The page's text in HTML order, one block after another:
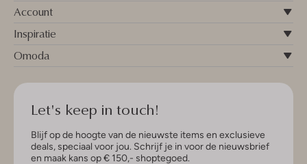
Account
Inspiratie
Omoda
Let's keep in touch!
Blijf op de hoogte van de nieuwste items en exclusieve
deals, speciaal voor jou. Schrijf je in voor de nieuwsbrief
en maak kans op € 150,- shoptegoed.